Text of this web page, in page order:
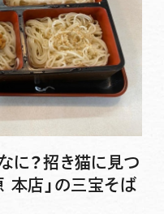
に？招き猫に見つ
本店」の三宝そば